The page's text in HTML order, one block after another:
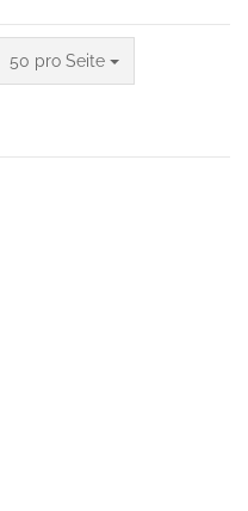
50 pro Seite
pro Seite